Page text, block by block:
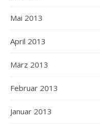
Mai 2013
April 2013
März 2013
Februar 2013
Januar 2013